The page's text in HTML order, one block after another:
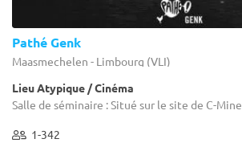
Pathé Genk
Maasmechelen - Limbourg (VLI)
Lieu Atypique / Cinéma
Salle de séminaire : Situé sur le site de C-Mine
1-342